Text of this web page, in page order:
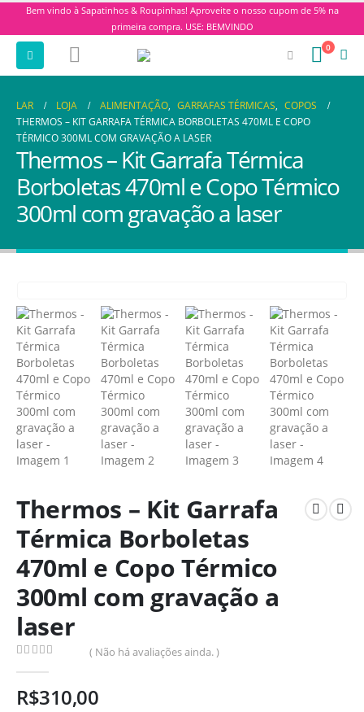
Bem vindo à Sapatinhos & Roupinhas! Aproveite o nosso cupom de 5% na
primeira compra. USE: BEMVINDO
0
LAR LOJA ALIMENTAÇÃO, GARRAFAS TÉRMICAS, COPOS
THERMOS – KIT GARRAFA TÉRMICA BORBOLETAS 470ML E COPO
TÉRMICO 300ML COM GRAVAÇÃO A LASER
Thermos – Kit Garrafa Térmica
Borboletas 470ml e Copo Térmico
300ml com gravação a laser
Thermos – Kit Garrafa
Térmica Borboletas
470ml e Copo Térmico
300ml com gravação a
laser
( Não há avaliações ainda. )
R$310,00